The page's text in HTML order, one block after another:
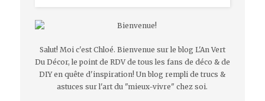
Salut! Moi c'est Chloé. Bienvenue sur le blog L'An Vert
Du Décor, le point de RDV de tous les fans de déco & de
DIY en quête d'inspiration! Un blog rempli de trucs &
astuces sur l'art du "mieux-vivre" chez soi.